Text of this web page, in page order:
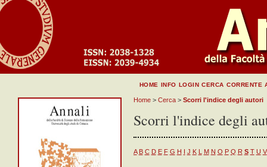
HOME INFO LOGIN CERCA CORRENTE
Home> Cerca> Scorri l'indice degli autori
Scorri l'indice degli
A B C D E F G H I J K L M N O P Q R S T U V